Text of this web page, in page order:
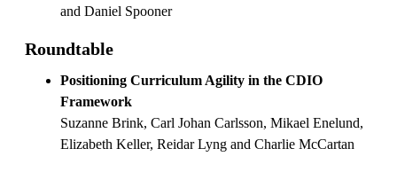
and Daniel Spooner
Roundtable
Positioning Curriculum Agility in the CDIO
Framework
Suzanne Brink, Carl Johan Carlsson, Mikael Enelund,
Elizabeth Keller, Reidar Lyng and Charlie McCartan